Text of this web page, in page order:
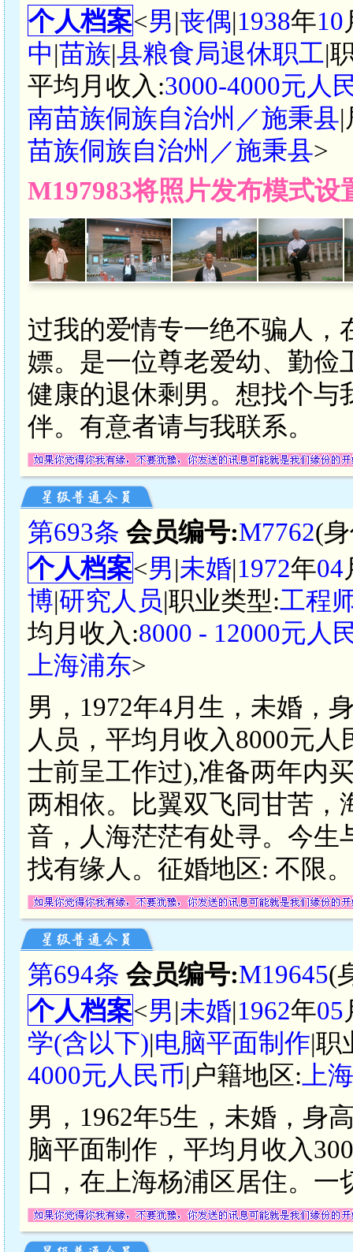
个人档案<男|丧偶|1938年10
中|苗族|县粮食局退休职工|
平均月收入:3000-4000元人
南苗族侗族自治州／施秉县|
苗族侗族自治州／施秉县>
M197983将照片发布模式
过我的爱情专一绝不骗人，
嫖。是一位尊老爱幼、勤俭
健康的退休剩男。想找个与
伴。有意者请与我联系。
第693条 会员编号:M7762(
个人档案<男|未婚|1972年04
博|研究人员|职业类型:工程
均月收入:8000 - 12000元人
上海浦东>
男，1972年4月生，未婚，
人员，平均月收入8000元
士前呈工作过),准备两年内
两相依。比翼双飞同甘苦，
音，人海茫茫有处寻。今生
找有缘人。征婚地区: 不限。
第694条 会员编号:M19645(
个人档案<男|未婚|1962年05
学(含以下)|电脑平面制作|职
4000元人民币|户籍地区: 上
男，1962年5生，未婚，身
脑平面制作，平均月收入
口，在上海杨浦区居住。一